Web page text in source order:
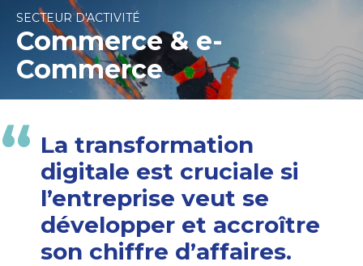
SECTEUR D'ACTIVITÉ
Commerce & e-
Commerce
La transformation
digitale est cruciale si
l’entreprise veut se
développer et accroître
son chiffre d’affaires.